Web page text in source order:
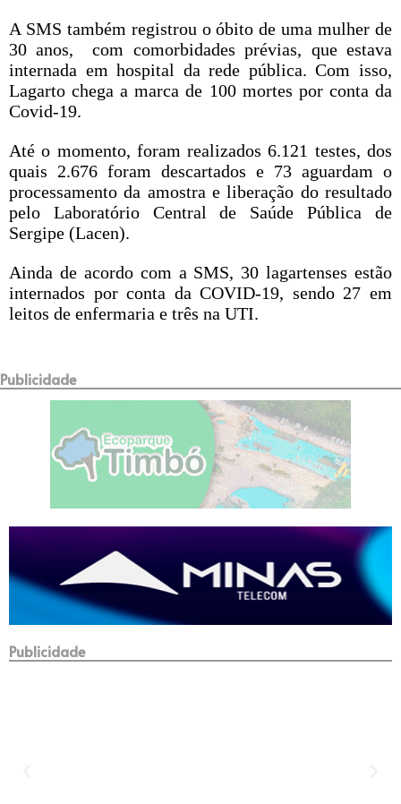
A SMS também registrou o óbito de uma mulher de
30 anos, com comorbidades prévias, que estava
internada em hospital da rede pública. Com isso,
Lagarto chega a marca de 100 mortes por conta da
Covid-19.
Até o momento, foram realizados 6.121 testes, dos
quais 2.676 foram descartados e 73 aguardam o
processamento da amostra e liberação do resultado
pelo Laboratório Central de Saúde Pública de
Sergipe (Lacen).
Ainda de acordo com a SMS, 30 lagartenses estão
internados por conta da COVID-19, sendo 27 em
leitos de enfermaria e três na UTI.
Publicidade
Publicidade